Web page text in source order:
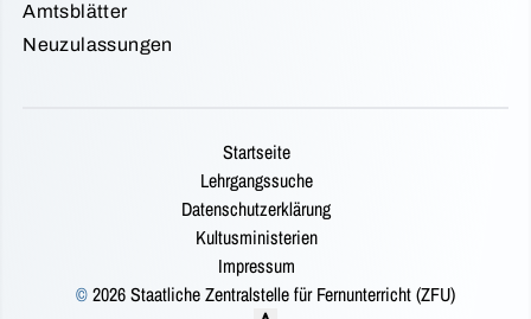
Amtsblätter
Neuzulassungen
Startseite
Lehrgangssuche
Datenschutzerklärung
Kultusministerien
Impressum
©2026 Staatliche Zentralstelle für Fernunterricht (ZFU)